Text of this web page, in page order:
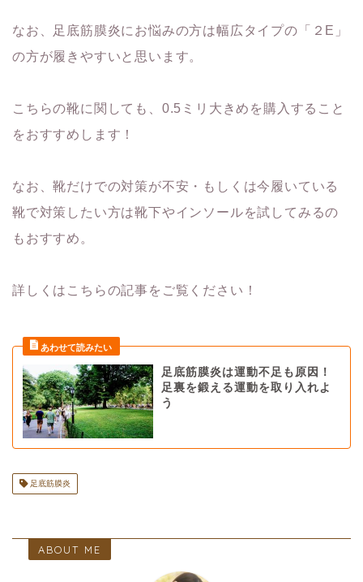
なお、足底筋膜炎にお悩みの方は幅広タイプの「２E」
の方が履きやすいと思います。
こちらの靴に関しても、0.5ミリ大きめを購入すること
をおすすめします！
なお、靴だけでの対策が不安・もしくは今履いている
靴で対策したい方は靴下やインソールを試してみるの
もおすすめ。
詳しくはこちらの記事をご覧ください！
足底筋膜炎は運動不足も原因！
足裏を鍛える運動を取り入れよ
う
足底筋膜炎
ABOUT ME